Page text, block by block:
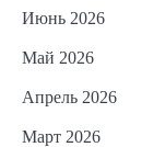
Июнь 2026
Май 2026
Апрель 2026
Март 2026